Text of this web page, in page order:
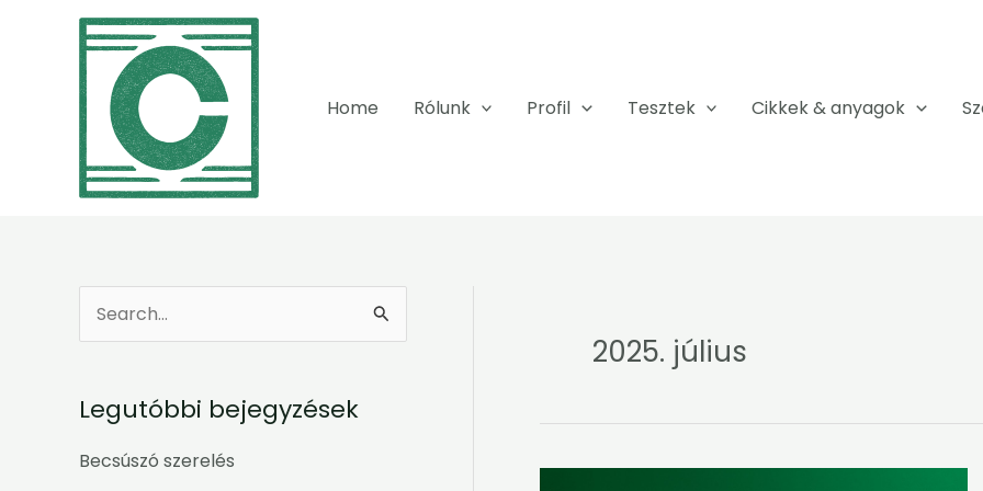
Home
Rólunk Profil Tesztek Cikkek & anyagok
r
c
Legutóbbi bejegyzések
Becsúszó szerelés
2025. július